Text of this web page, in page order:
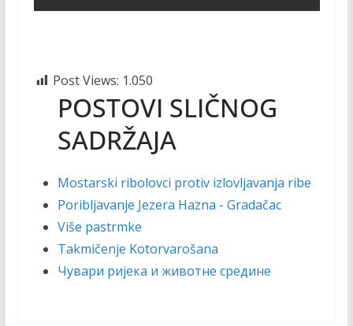
Post Views: 1.050
POSTOVI SLIČNOG
SADRŽAJA
Mostarski ribolovci protiv izlovljavanja ribe
Poribljavanje Jezera Hazna - Gradačac
Više pastrmke
Takmičenje Kotorvarošana
Чувари ријека и животне средине